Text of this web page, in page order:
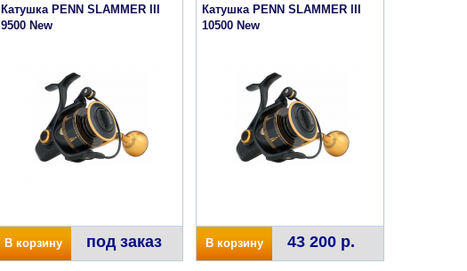
Катушка PENN SLAMMER III
9500 New
В корзину под заказ
Катушка PENN SLAMMER III
10500 New
В корзину 43 200 р.